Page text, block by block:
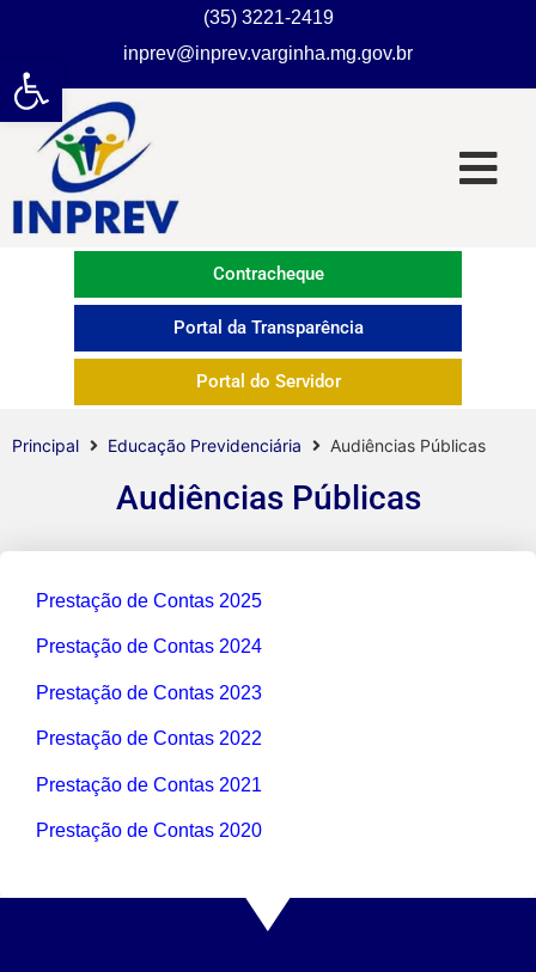
Abrir a barra de ferramentas
(35) 3221-2419
inprev@inprev.varginha.mg.gov.br
Contracheque
Portal da Transparência
Portal do Servidor
Principal Educação Previdenciária Audiências Públicas
Audiências Públicas
Prestação de Contas 2025
Prestação de Contas 2024
Prestação de Contas 2023
Prestação de Contas 2022
Prestação de Contas 2021
Prestação de Contas 2020